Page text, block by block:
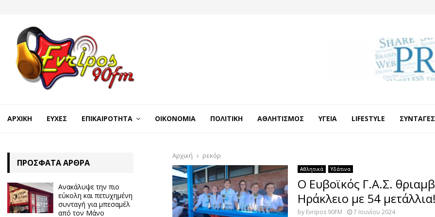
ΑΡΧΙΚΉ ΕΥΧΈΣ ΕΠΙΚΑΙΡΌΤΗΤΑ ΟΙΚΟΝΟΜΊΑ ΠΟΛΙΤΙΚΉ ΑΘΛΗΤΙΣΜΌΣ ΥΓΕΊΑ LIFESTYLE ΣΥΝΤΑΓΈΣ
Αρχική ρεκόρ
Αθλητικά Υδάτινα
Ο Ευβοϊκός Γ.Α.Σ.
Ηράκλειο με 54 μετάλλια!
by Evripos 90FM 7 Ιουνίου 2024
ΠΡΌΣΦΑΤΑ ΆΡΘΡΑ
Ανακάλυψε την πιο
εύκολη και πετυχημένη
συνταγή για μπεσαμέλ
από τον Μάνο